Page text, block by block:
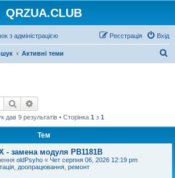
QRZUA.CLUB
з адміністрацією Вхід
Реєстрація
Активні теми
Пошук
дав 9 результатів • Сторінка 1 з 1
Тем
- замена модуля PB1181B
oldPsyho « Чет серпня 06, 2026 12:19 pm
доопрацювання, ремонт